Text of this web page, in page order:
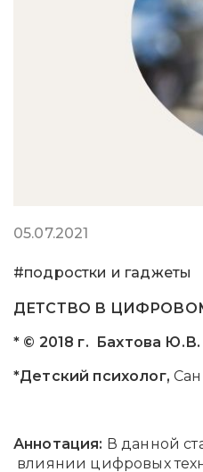
05.07.2021
#подростки и гаджеты
ДЕТСТВО В
* © 2018 г. Бахтова Ю.В.
*Детский психолог,
Аннотация: В данной
влиянии цифровых